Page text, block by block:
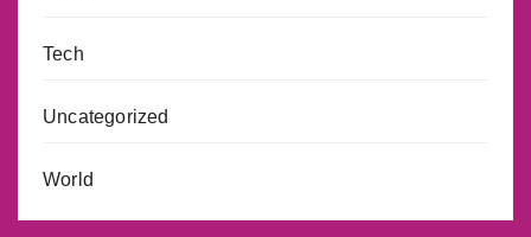
Tech
Uncategorized
World